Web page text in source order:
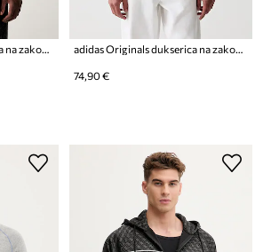
adidas Originals dukserica na zakopčavanje za muškarce adidas Originals dukserica na zakopčavanje za muškarce Beckenbauer
74,90 €